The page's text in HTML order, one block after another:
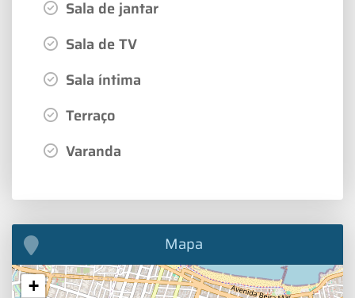
Sala de jantar
Sala de TV
Sala íntima
Terraço
Varanda
Mapa
+